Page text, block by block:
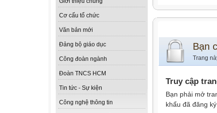
Cơ cấu tổ chức
Văn bản mới
Đảng bộ giáo dục
Công đoàn ngành
Đoàn TNCS HCM
Tin tức - Sự kiện
Công nghệ thông tin
Bạn
Trang
Truy cập
Bạn phải mở
khẩu đã đăng